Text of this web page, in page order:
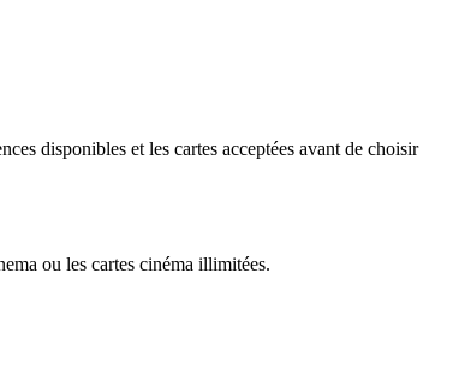
disponibles et les cartes acceptées avant de choisir
ou les cartes cinéma illimitées.